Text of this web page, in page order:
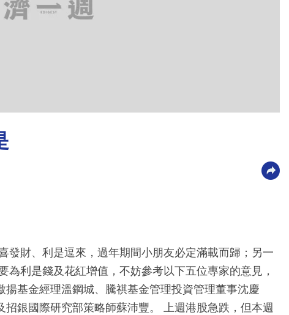
發財、利是逗來，過年期間小朋友必定滿載而歸；另一
利是錢及花紅增值，不妨參考以下五位專家的意見，
基金經理溫鋼城、騰祺基金管理投資管理董事沈慶
銀國際研究部策略師蘇沛豐。 上週港股急跌，但本週